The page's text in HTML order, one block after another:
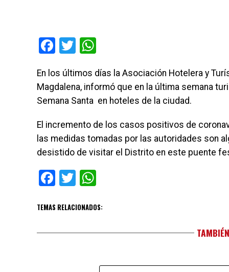
Facebook
Twitter
En los últimos días la Asociación Hotelera y
Magdalena, informó que en la última semana
Semana Santa en hoteles de la ciudad.
El incremento de los casos positivos de
las medidas tomadas por las autoridades son
desistido de visitar el Distrito en este puente
Facebook
Twitter
TEMAS RELACIONADOS: